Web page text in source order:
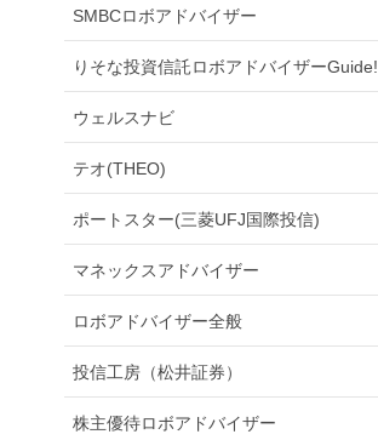
SMBCロボアドバイザー
りそな投資信託ロボアドバイザーGuide!
ウェルスナビ
テオ(THEO)
ポートスター(三菱UFJ国際投信)
マネックスアドバイザー
ロボアドバイザー全般
投信工房（松井証券）
株主優待ロボアドバイザー